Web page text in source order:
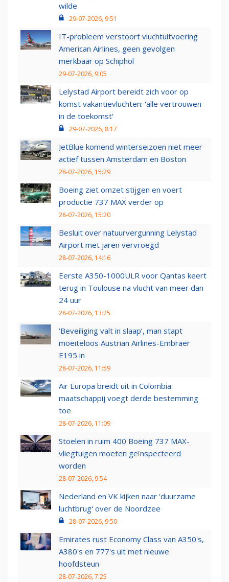
wilde
29-07-2026, 9:51
IT-probleem verstoort vluchtuitvoering
American Airlines, geen gevolgen
merkbaar op Schiphol
29-07-2026, 9:05
Lelystad Airport bereidt zich voor op
komst vakantievluchten: 'alle vertrouwen
in de toekomst'
29-07-2026, 8:17
JetBlue komend winterseizoen niet meer
actief tussen Amsterdam en Boston
28-07-2026, 15:29
Boeing ziet omzet stijgen en voert
productie 737 MAX verder op
28-07-2026, 15:20
Besluit over natuurvergunning Lelystad
Airport met jaren vervroegd
28-07-2026, 14:16
Eerste A350-1000ULR voor Qantas keert
terug in Toulouse na vlucht van meer dan
24 uur
28-07-2026, 13:25
‘Beveiliging valt in slaap’, man stapt
moeiteloos Austrian Airlines-Embraer
E195 in
28-07-2026, 11:59
Air Europa breidt uit in Colombia:
maatschappij voegt derde bestemming
toe
28-07-2026, 11:09
Stoelen in ruim 400 Boeing 737 MAX-
vliegtuigen moeten geïnspecteerd
worden
28-07-2026, 9:54
Nederland en VK kijken naar 'duurzame
luchtbrug' over de Noordzee
28-07-2026, 9:50
Emirates rust Economy Class van A350's,
A380's en 777's uit met nieuwe
hoofdsteun
28-07-2026, 7:25